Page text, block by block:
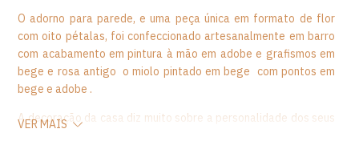
O adorno para parede, e uma peça única em formato de flor
com oito pétalas, foi confeccionado artesanalmente em barro
com acabamento em pintura à mão em adobe e grafismos em
bege e rosa antigo o miolo pintado em bege com pontos em
bege e adobe .
A decoração da casa diz muito sobre a personalidade dos seus
VER MAIS